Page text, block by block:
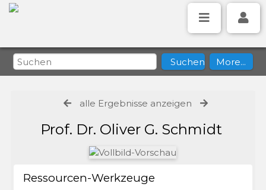
alle Ergebnisse anzeigen
Prof. Dr. Oliver G. Schmidt
Ressourcen-Werkzeuge